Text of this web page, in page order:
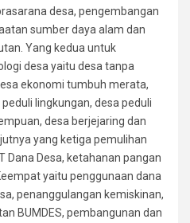
desa, pengembangan
sumber daya alam dan
Yang kedua untuk
desa yaitu desa tanpa
ekonomi tumbuh merata,
lingkungan, desa peduli
desa berjejaring dan
yang ketiga pemulihan
Dana Desa, ketahanan pangan
yaitu penggunaan dana
penanggulangan kemiskinan,
BUMDES, pembangunan dan